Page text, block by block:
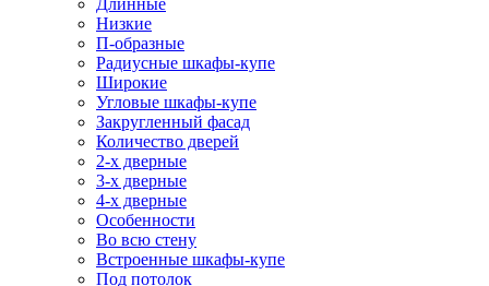
Длинные
Низкие
П-образные
Радиусные шкафы-купе
Широкие
Угловые шкафы-купе
Закругленный фасад
Количество дверей
2-х дверные
3-х дверные
4-х дверные
Особенности
Во всю стену
Встроенные шкафы-купе
Под потолок